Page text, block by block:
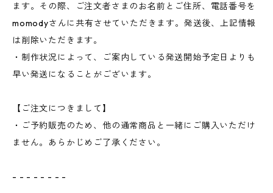
ます。その際、ご注文者さまのお名前とご住所、電話番号を
momodyさんに共有させていただきます。発送後、上記情報
は削除いただきます。
・制作状況によって、ご案内している発送開始予定日よりも
早い発送になることがございます。
【ご注文につきまして】
・ご予約販売のため、他の通常商品と一緒にご購入いただけ
ません。あらかじめご了承ください。
- - - - - - - -